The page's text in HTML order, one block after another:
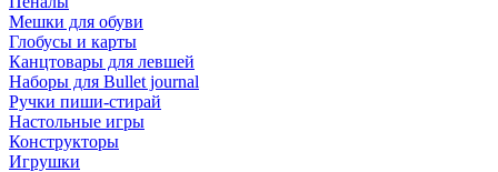
Мешки для обуви
Глобусы и карты
Канцтовары для левшей
Наборы для Bullet journal
Ручки пиши-стирай
Настольные игры
Конструкторы
Игрушки